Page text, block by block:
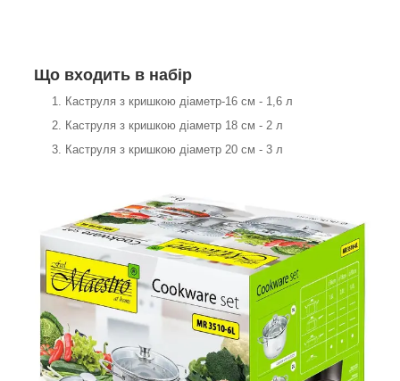
Що входить в набір
Каструля з кришкою діаметр-16 см - 1,6 л
Каструля з кришкою діаметр 18 см - 2 л
Каструля з кришкою діаметр 20 см - 3 л